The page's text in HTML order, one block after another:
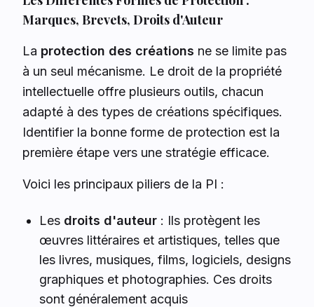
Marques, Brevets, Droits d'Auteur
La protection des créations ne se limite pas
à un seul mécanisme. Le droit de la propriété
intellectuelle offre plusieurs outils, chacun
adapté à des types de créations spécifiques.
Identifier la bonne forme de protection est la
première étape vers une stratégie efficace.
Voici les principaux piliers de la PI :
Les droits d'auteur : Ils protègent les
œuvres littéraires et artistiques, telles que
les livres, musiques, films, logiciels, designs
graphiques et photographies. Ces droits
sont généralement acquis